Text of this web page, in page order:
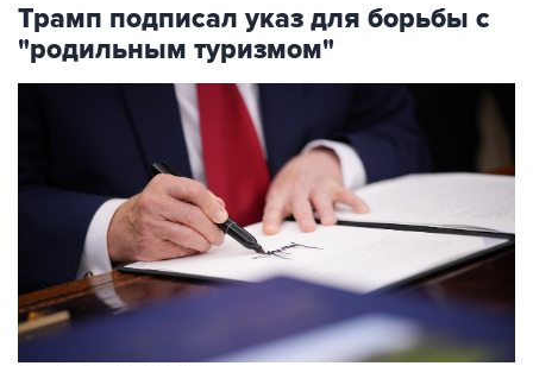
Трамп подписал указ для борьбы с
"родильным туризмом"